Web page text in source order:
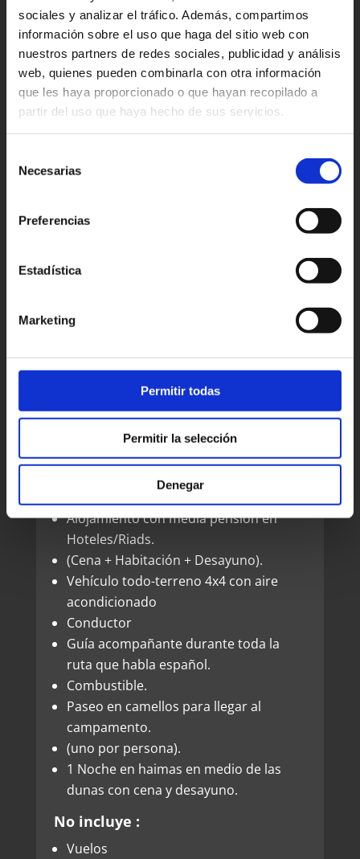
sociales y analizar el tráfico. Además, compartimos
información sobre el uso que haga del sitio web con
nuestros partners de redes sociales, publicidad y análisis
web, quienes pueden combinarla con otra información
que les haya proporcionado o que hayan recopilado a
partir del uso que haya hecho de sus servicios.
Necesarias
Preferencias
Estadística
Marketing
Permitir todas
Permitir la selección
Denegar
No incluye :
Vuelos
Alojamiento en Marrakech
Comidas del mediodía
Bebidas
Entradas
Propinas y lo que no está en el
los circuitos y las categorías de los
LA RUTA INCLUYE:
Excursión privada, no habrá más gente
en el grupo.
Recogida en el hotel, riad, aeropuerto
Alojamiento con media pensión en
Hoteles/Riads.
(Cena + Habitación + Desayuno).
Vehículo todo-terreno 4x4 con aire
acondicionado
Conductor
Guía acompañante durante toda la
ruta que habla español.
Combustible.
Paseo en camellos para llegar al
campamento.
(uno por persona).
1 Noche en haimas en medio de las
dunas con cena y desayuno.
No incluye :
Vuelos